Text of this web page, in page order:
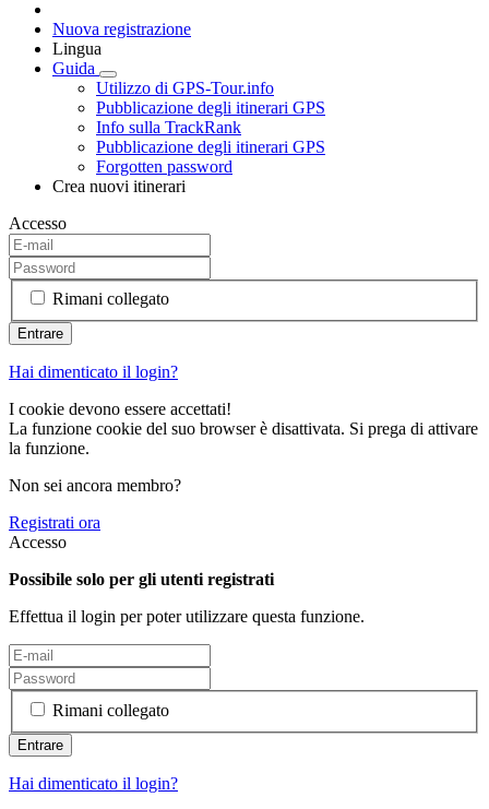
Nuova registrazione
Lingua
Guida
Utilizzo di GPS-Tour.info
Pubblicazione degli itinerari GPS
Info sulla TrackRank
Pubblicazione degli itinerari GPS
Forgotten password
Crea nuovi itinerari
Accesso
Rimani collegato
Hai dimenticato il login?
I cookie devono essere accettati!
La funzione cookie del suo browser è disattivata. Si prega di attivare
la funzione.
Non sei ancora membro?
Registrati ora
Accesso
Possibile solo per gli utenti registrati
Effettua il login per poter utilizzare questa funzione.
Rimani collegato
Hai dimenticato il login?